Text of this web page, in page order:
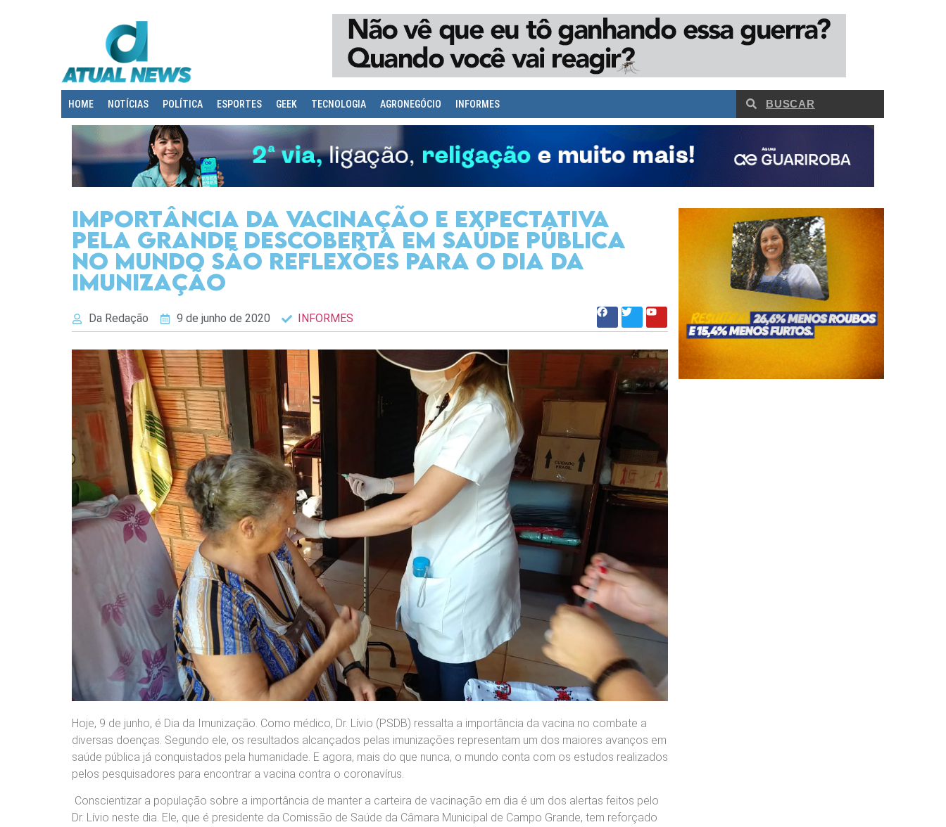
HOME NOTÍCIAS POLÍTICA ESPORTES GEEK TECNOLOGIA AGRONEGÓCIO INFORMES
Importância da vacinação e expectativa
pela grande descoberta em saúde pública
no mundo são reflexões para o Dia da
Imunização
Da Redação 9 de junho de 2020 INFORMES
Hoje, 9 de junho, é Dia da Imunização. Como médico, Dr. Lívio (PSDB) ressalta a importância da vacina no combate a
diversas doenças. Segundo ele, os resultados alcançados pelas imunizações representam um dos maiores avanços em
saúde pública já conquistados pela humanidade. E agora, mais do que nunca, o mundo conta com os estudos realizados
pelos pesquisadores para encontrar a vacina contra o coronavírus.
Conscientizar a população sobre a importância de manter a carteira de vacinação em dia é um dos alertas feitos pelo
Dr. Lívio neste dia. Ele, que é presidente da Comissão de Saúde da Câmara Municipal de Campo Grande, tem reforçado